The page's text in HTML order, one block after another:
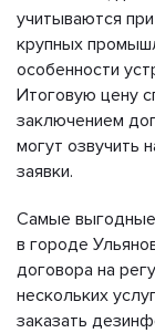
учитываются
крупных
особенности
Итоговую цену
заключением
могут озвучить
заявки.
Самые выгодные
в городе
договора на
нескольких
заказать